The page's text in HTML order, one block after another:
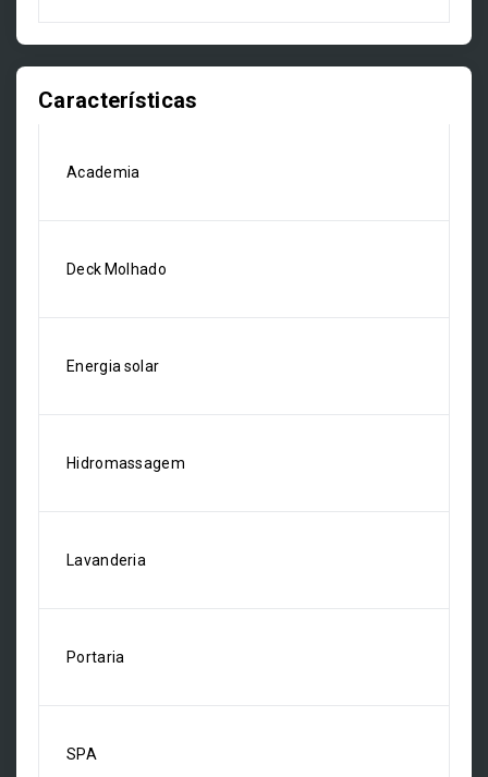
Características
Academia
Deck Molhado
Energia solar
Hidromassagem
Lavanderia
Portaria
SPA